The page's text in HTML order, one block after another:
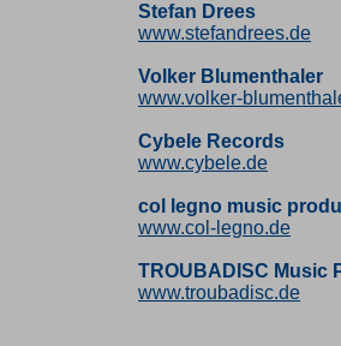
Stefan Drees
www.stefandrees.de
Volker Blumenthaler
www.volker-
Cybele Records
www.cybele.de
col legno music
www.col-legno.de
TROUBADISC Music
www.troubadisc.de